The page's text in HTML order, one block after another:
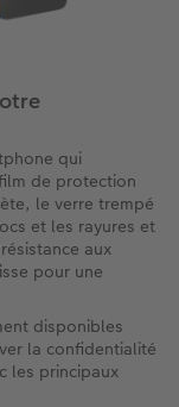
qui
de protection
le verre trempé
et les rayures et
aux
pour une
disponibles
la confidentialité
les principaux